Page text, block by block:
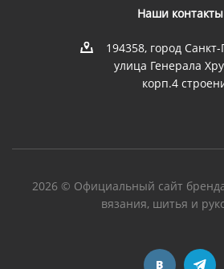
Наши контакты
194358, город Санкт-
улица Генерала
корп.4
2026 © Официальный сайт
вязания, шитья и